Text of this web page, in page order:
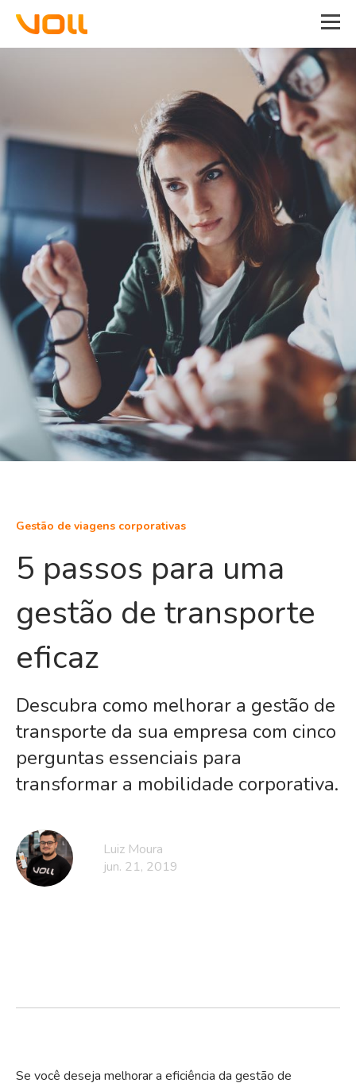
Gestão de viagens corporativas
5 passos para uma
gestão de transporte
eficaz
Descubra como melhorar a gestão de
transporte da sua empresa com cinco
perguntas essenciais para
transformar a mobilidade corporativa.
Luiz Moura
jun. 21, 2019
Se você deseja melhorar a eficiência da gestão de